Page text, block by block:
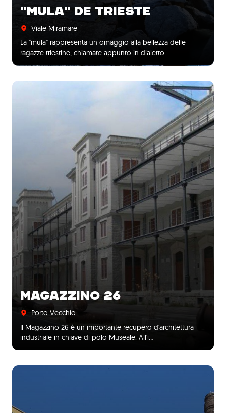
"MULA" DE TRIESTE
Viale Miramare
La "mula" rappresenta un omaggio alla bellezza delle
ragazze triestine, chiamate appunto in dialetto…
MAGAZZINO 26
Porto Vecchio
Il Magazzino 26 è un importante recupero d'architettura
industriale in chiave di polo Museale. All'i…